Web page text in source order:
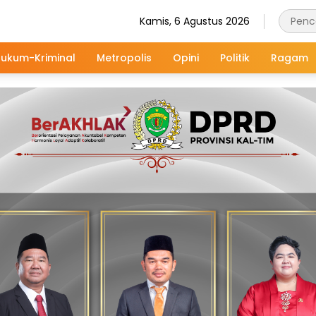
Kamis, 6 Agustus 2026
Kriminal Metropolis Opini Politik Ragam